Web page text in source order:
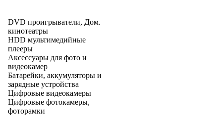
DVD проигрыватели, Дом.
кинотеатры
HDD мультимедийные
плееры
Аксессуары для фото и
видеокамер
Батарейки, аккумуляторы и
зарядные устройства
Цифровые видеокамеры
Цифровые фотокамеры,
фоторамки